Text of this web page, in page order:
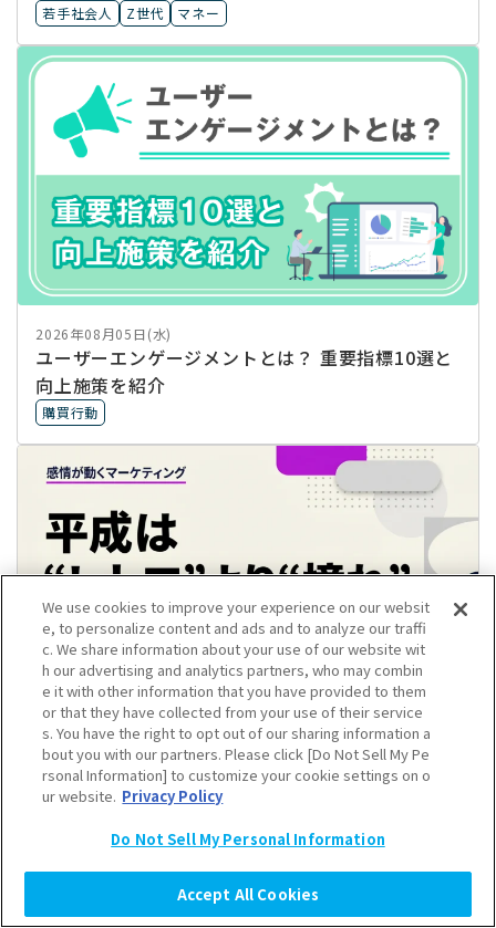
若手社会人 Z世代 マネー
2026年08月05日(水)
ユーザーエンゲージメントとは？ 重要指標10選と
向上施策を紹介
購買行動
2026年08月03日(月)
【後編】平成は“レトロ”ではなく“憧れ”？ シール
帳、平成プリから見えた10代女子のコミュニケー
ション消費｜感情が動くマーケティング
「感情」が動くマーケティング ティーンズラボ 10代
おすすめのお役立ち資料
We use cookies to improve your experience on our websit
e, to personalize content and ads and to analyze our traffi
c. We share information about your use of our website wit
h our advertising and analytics partners, who may combin
e it with other information that you have provided to them
or that they have collected from your use of their service
s. You have the right to opt out of our sharing information a
bout you with our partners. Please click [Do Not Sell My Pe
rsonal Information] to customize your cookie settings on o
ur website. Privacy Policy
Do Not Sell My Personal Information
Accept All Cookies